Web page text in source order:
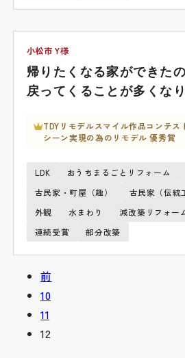
小松市 Y様
帰りたくなる家ができた
戻ってくることが多くな
TDYリモデルスマイル作品コンテ
シーン実現の為のリモデル 優秀賞
LDK おうちまるごとリフォーム
古民家・町屋（趣）
古民家（伝統
外観
水まわり 減改築リフォー
連続受賞
部分改築
前
10
11
12